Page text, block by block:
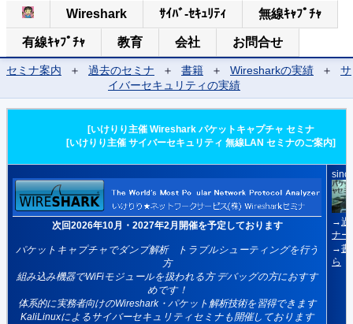
Wireshark ｻｲﾊﾞ-ｾｷｭﾘﾃｨ 無線ｷｬﾌﾟﾁｬ
有線ｷｬﾌﾟﾁｬ 教育 会社 お問合せ
セミナ案内 ＋ 過去のセミナ ＋ 書籍 ＋ Wiresharkの実績 ＋
サ
イバーセキュリティの実績
[いけりり主催 Wireshark パケットキャプチャ セミナ
[いけりり主催 サイバーセキュリティ 無線LAN セミナのご案内]
次回2026年10月・2027年2月開催を予定しております
パケットキャプチャでダンプ解析 トラブルシューティングを行う
方
組み込み機器でWiFiモジュールを扱われる方 デバッグの方におすす
めです！
体系的に実務者向けのWireshark・パケット解析技術を習得できます
KaliLinuxによるサイバーセキュリティセミナも開催しております
→過
ナー
→書
ら